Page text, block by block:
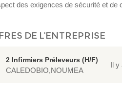
des exigences de sécurité et de
DE L'ENTREPRISE
2 Infirmiers Préleveurs (H/F)
CALEDOBIO,NOUMEA
Il